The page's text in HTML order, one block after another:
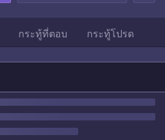
กระทู้ที่ตอบ กระทู้โปรด